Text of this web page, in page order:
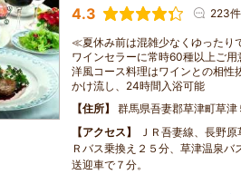
4.3 223件
≪夏休み前は混雑少なくゆった
ワインセラーに常時60種以上ご
洋風コース料理はワインとの相
かけ流し、24時間入浴可能
住所
群馬県吾妻郡草津町草津
アクセス
ＪＲ吾妻線、長野
Ｒバス乗換え２５分、草津温泉バ
送迎車で７分。